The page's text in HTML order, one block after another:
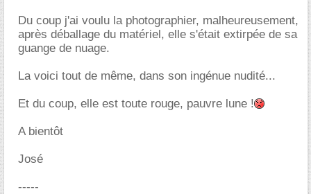
Du coup j'ai voulu la photographier, malheureusement,
après déballage du matériel, elle s'était extirpée de sa
guange de nuage.
La voici tout de même, dans son ingénue nudité...
Et du coup, elle est toute rouge, pauvre lune !
A bientôt
José
-----